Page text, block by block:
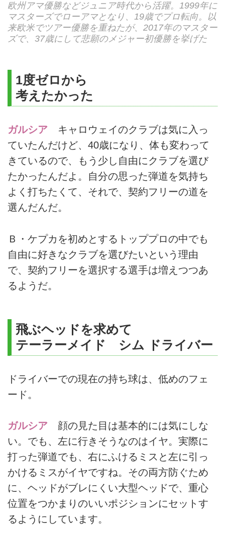
欧州アマ優勝などジュニア時代から活躍。1999年に
マスターズでローアマとなり、19歳でプロ転向。以
来欧米でツアー優勝を重ねたが、2017年のマスター
ズで、37歳にして悲願のメジャー初優勝を挙げた
1度ゼロから
考えたかった
ガルシア キャロウェイのクラブは気に入っ
ていたんだけど、40歳になり、体も変わって
きているので、もう少し自由にクラブを選び
たかったんだよ。自分の思った弾道を気持ち
よく打ちたくて、それで、契約フリーの道を
選んだんだ。
Ｂ・ケプカを初めとするトッププロの中でも
自由に好きなクラブを選びたいという理由
で、契約フリーを選択する選手は増えつつあ
るようだ。
飛ぶヘッドを求めて
テーラーメイド シム ドライバー
ドライバーでの現在の持ち球は、低めのフェ
ード。
ガルシア 顔の見た目は基本的には気にしな
い。でも、左に行きそうなのはイヤ。実際に
打った弾道でも、右にふけるミスと左に引っ
かけるミスがイヤですね。その両方防ぐため
に、ヘッドがブレにくい大型ヘッドで、重心
位置をつかまりのいいポジションにセットす
るようにしています。